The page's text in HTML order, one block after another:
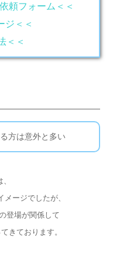
頼フォーム＜＜
ジ＜＜
＜＜
方は意外と多い
ージでしたが、
登場が関係して
きております。